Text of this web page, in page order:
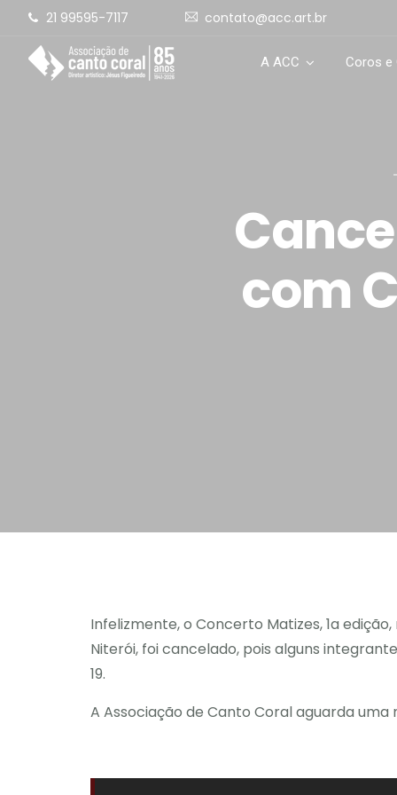
21 99595-7117 contato@acc.art.br
A ACC Coros e
com
Infelizmente, o Concerto Matizes, 1a
Niterói, foi cancelado, pois alguns
19.
A Associação de Canto Coral aguarda